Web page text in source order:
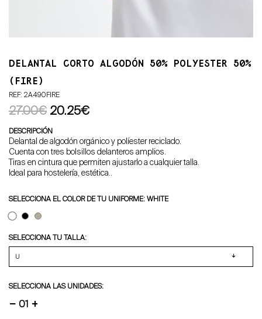
DELANTAL CORTO ALGODÓN 50% POLYESTER 50%
(FIRE)
REF: 2A490FIRE
27.00€ 20.25€
DESCRIPCIÓN
Delantal de algodón orgánico y políester reciclado.
Cuenta con tres bolsillos delanteros amplios.
Tiras en cintura que permiten ajustarlo a cualquier talla.
Ideal para hostelería, estética..
SELECCIONA EL COLOR DE TU UNIFORME: WHITE
SELECCIONA TU TALLA:
SELECCIONA LAS UNIDADES:
− +